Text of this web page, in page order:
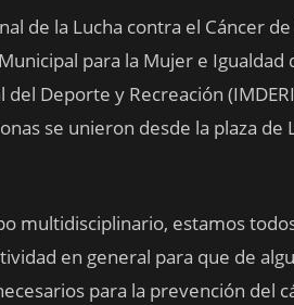
de la Lucha contra el Cáncer
para la Mujer e Igualdad
Deporte y Recreación
se unieron desde la plaza de
multidisciplinario, estamos
en general para que de
para la prevención del